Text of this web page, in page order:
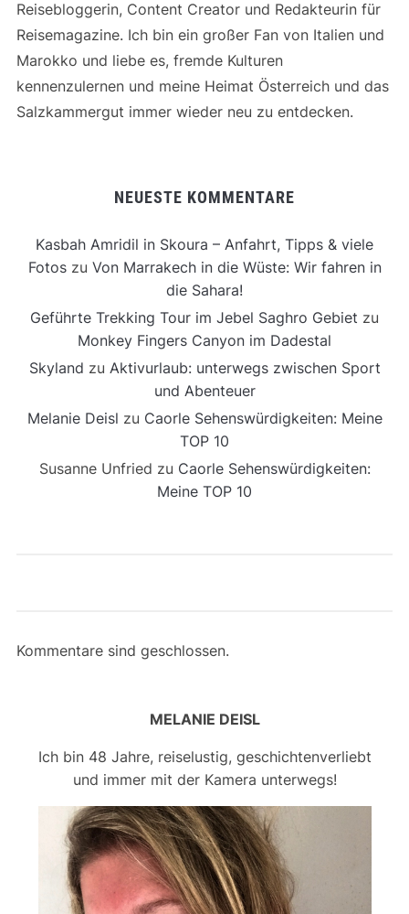
Reisebloggerin, Content Creator und Redakteurin für
Reisemagazine. Ich bin ein großer Fan von Italien und
Marokko und liebe es, fremde Kulturen
kennenzulernen und meine Heimat Österreich und das
Salzkammergut immer wieder neu zu entdecken.
NEUESTE KOMMENTARE
Kasbah Amridil in Skoura – Anfahrt, Tipps & viele
Fotoszu Von Marrakech in die Wüste: Wir fahren in
die Sahara!
Geführte Trekking Tour im Jebel Saghro Gebiet zu
Monkey Fingers Canyon im Dadestal
Skyland zu Aktivurlaub: unterwegs zwischen Sport
und Abenteuer
Melanie Deisl zu Caorle Sehenswürdigkeiten: Meine
TOP 10
Susanne Unfried zu Caorle Sehenswürdigkeiten:
Meine TOP 10
Kommentare sind geschlossen.
MELANIE DEISL
Ich bin 48 Jahre, reiselustig, geschichtenverliebt
und immer mit der Kamera unterwegs!